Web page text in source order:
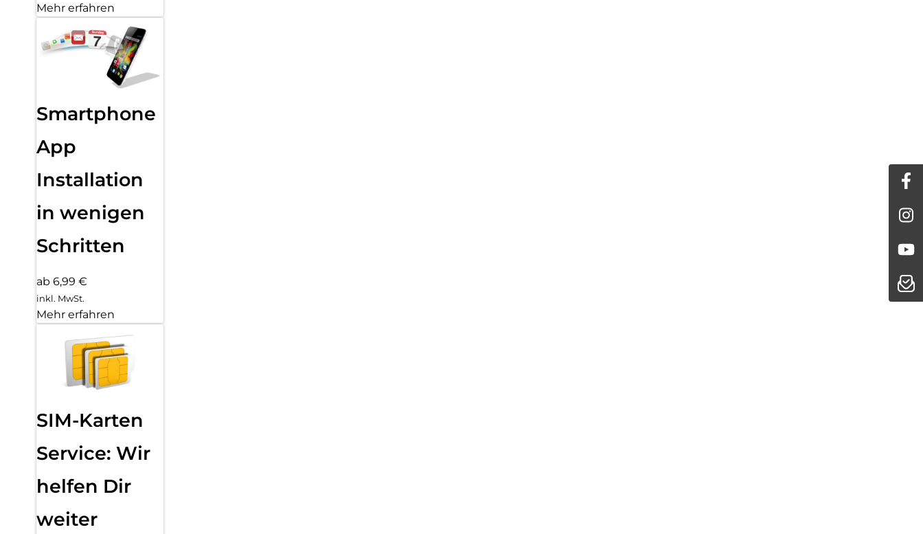
Mehr erfahren
Smartphone
App
Installation
in wenigen
Schritten
ab 6,99 €
inkl. MwSt.
Mehr erfahren
SIM-Karten
Service: Wir
helfen Dir
weiter